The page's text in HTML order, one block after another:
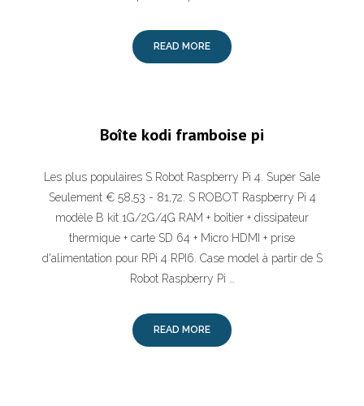
READ MORE
Boîte kodi framboise pi
Les plus populaires S Robot Raspberry Pi 4. Super Sale
Seulement € 58,53 - 81,72. S ROBOT Raspberry Pi 4
modèle B kit 1G/2G/4G RAM + boîtier + dissipateur
thermique + carte SD 64 + Micro HDMI + prise
d'alimentation pour RPi 4 RPI6. Case model à partir de S
Robot Raspberry Pi …
READ MORE